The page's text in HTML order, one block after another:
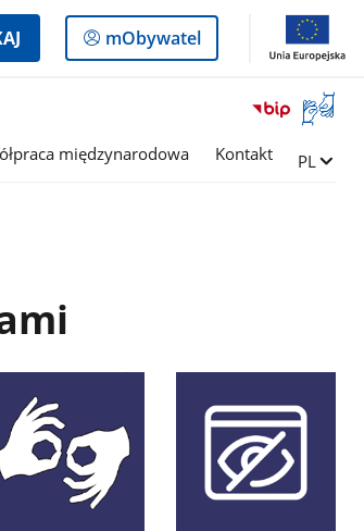
Logowanie
do
mObywatel
Otwórz
okno
międzynarodowa Kontakt Zmień
PL